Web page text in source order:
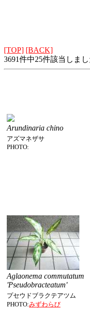
[TOP] [BACK]
3691件中25件該当しま
Arundinaria chino
アズマネザサ
PHOTO:
Aglaonema commutatum
'Pseudobracteatum'
プセウドブラクテアツム
PHOTO:みずわらび